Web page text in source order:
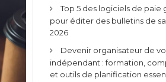
Top 5 des logiciels de paie
pour éditer des bulletins de
2026
Devenir organisateur de
indépendant : formation,
et outils de planification